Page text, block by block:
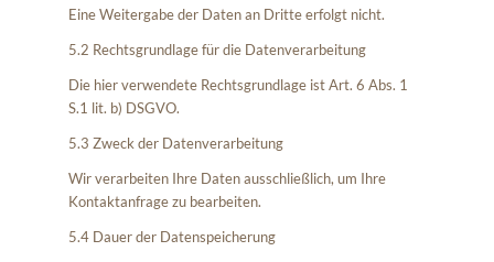
Eine Weitergabe der Daten an Dritte erfolgt nicht.
5.2 Rechtsgrundlage für die Datenverarbeitung
Die hier verwendete Rechtsgrundlage ist Art. 6 Abs. 1
S.1 lit. b) DSGVO.
5.3 Zweck der Datenverarbeitung
Wir verarbeiten Ihre Daten ausschließlich, um Ihre
Kontaktanfrage zu bearbeiten.
5.4 Dauer der Datenspeicherung